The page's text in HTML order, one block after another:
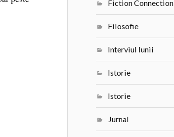
Fiction Connection
Filosofie
Interviul lunii
Istorie
Istorie
Jurnal